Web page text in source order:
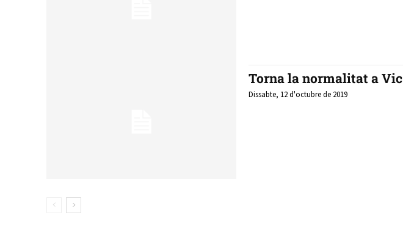
Torna la normalitat a Vic
Dissabte, 12 d'octubre de 2019